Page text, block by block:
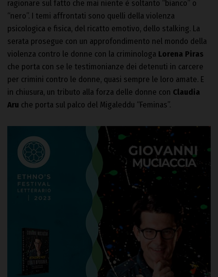
ragionare sul fatto che mai niente è soltanto “bianco” o
“nero”. I temi affrontati sono quelli della violenza
psicologica e fisica, del ricatto emotivo, dello stalking. La
serata prosegue con un approfondimento nel mondo della
violenza contro le donne con la criminologa Lorena Piras
che porta con se le testimonianze dei detenuti in carcere
per crimini contro le donne, quasi sempre le loro amate. E
in chiusura, un tributo alla forza delle donne con Claudia
Aru che porta sul palco del Migaleddu “Feminas”.